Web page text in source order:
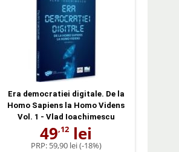
Era democratiei digitale. De la
Homo Sapiens la Homo Videns
Vol. 1 - Vlad Ioachimescu
49,12 lei
PRP: 59,90 lei(-18%)